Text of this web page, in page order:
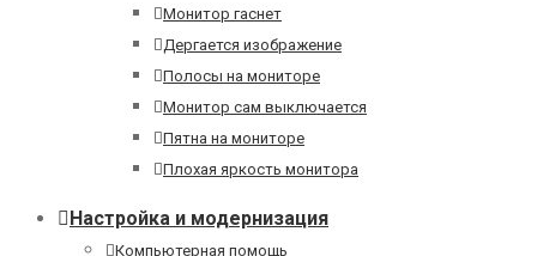
Монитор гаснет
Дергается изображение
Полосы на мониторе
Монитор сам выключается
Пятна на мониторе
Плохая яркость монитора
Настройка и модернизация
Компьютерная помощь